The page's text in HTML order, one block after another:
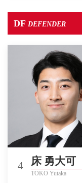
DF DEFENDER
4 床 勇大可
TOKO Yutaka